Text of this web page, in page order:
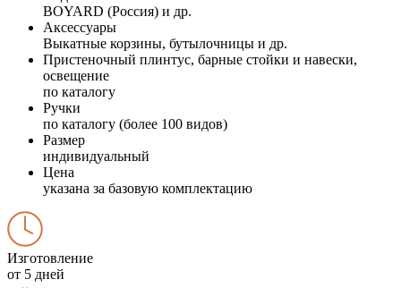
BOYARD (Россия) и др.
Аксессуары
Выкатные корзины, бутылочницы и др.
Пристеночный плинтус, барные стойки и навески,
освещение
по каталогу
Ручки
по каталогу (более 100 видов)
Размер
индивидуальный
Цена
указана за базовую комплектацию
Изготовление
от 5 дней